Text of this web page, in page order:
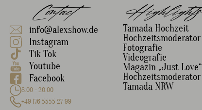
Contact
info@alexshow.de
Instagram
Tik Tok
Youtube
Facebook
8:00 - 20:00
+49 176 5555 27 99
Highlights
Tamada Hochzeit
Hochzeitsmoderator
Fotografie
Videografie
Magazin „Just Love“
Hochzeitsmoderator
Tamada NRW